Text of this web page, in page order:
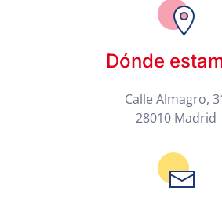
Dónde
Calle Almagro,
28010 Madrid